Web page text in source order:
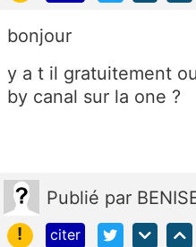
bonjour
y a t il gratuitement
by canal sur la one ?
Publié par
!
citer